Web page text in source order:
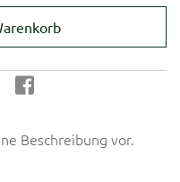
Beschreibung vor.